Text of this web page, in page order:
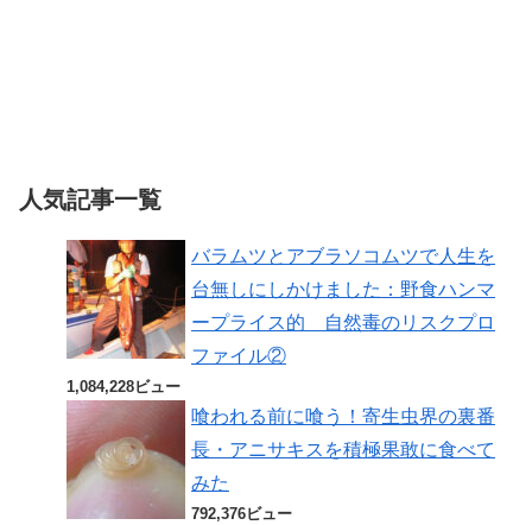
人気記事一覧
バラムツとアブラソコムツで人生を
台無しにしかけました：野食ハンマ
ープライス的 自然毒のリスクプロ
ファイル②
1,084,228ビュー
喰われる前に喰う！寄生虫界の裏番
長・アニサキスを積極果敢に食べて
みた
792,376ビュー